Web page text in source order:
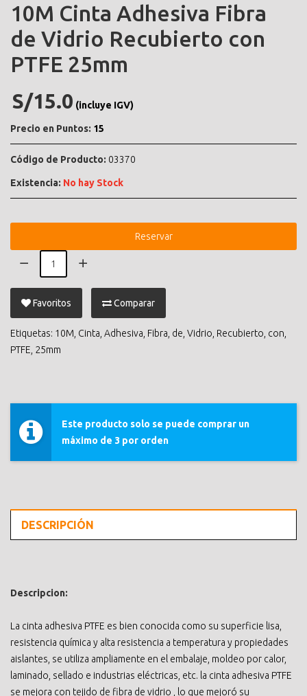
10M Cinta Adhesiva Fibra
de Vidrio Recubierto con
PTFE 25mm
S/15.0 (incluye IGV)
Precio en Puntos: 15
Código de Producto: 03370
Existencia: No hay Stock
Reservar
Favoritos Comparar
Etiquetas: 10M Cinta Adhesiva Fibra de Vidrio Recubierto con
PTFE 25mm
Este producto solo se puede comprar un
máximo de 3 por orden
DESCRIPCIÓN
Descripcion:
La cinta adhesiva PTFE es bien conocida como su superficie lisa,
resistencia química y alta resistencia a temperatura y propiedades
aislantes, se utiliza ampliamente en el embalaje, moldeo por calor,
laminado, sellado e industrias eléctricas, etc. la cinta adhesiva PTFE
se mejora con tejido de fibra de vidrio , lo que mejoró su